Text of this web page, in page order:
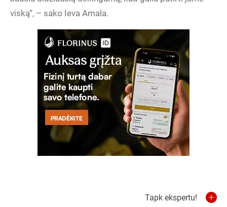
viską“, – sako Ieva Amala.
Tapk ekspertu!